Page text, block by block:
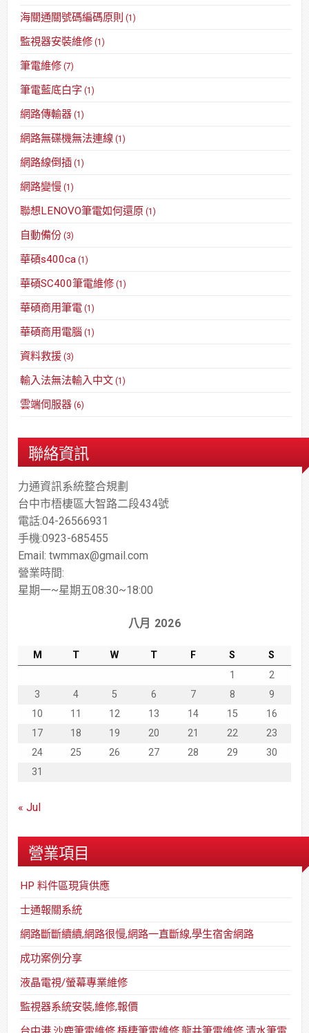
海關通關號碼編碼原則 (1)
監視器安裝維修 (1)
筆電維修 (7)
筆電藍底白字 (1)
網路傳輸器 (1)
網路無碟機無法連線 (1)
網路線倒插 (1)
網路變慢 (1)
聯想LENOVO筆電如何還原 (1)
自動備份 (3)
華碩s400ca (1)
華碩SC400筆電維修 (1)
華碩商用筆電 (1)
華碩商用電腦 (1)
資料救援 (3)
輸入法無法輸入中文 (1)
雲端伺服器 (6)
聯絡資訊
力通資訊系統整合規劃
台中市梧棲區大智路二段434號
電話:04-26566931
手機:0923-685455
Email: twmmax@gmail.com
營業時間:
星期一~星期五08:30~18:00
八月 2026
M T W T F S
S
1
2
3
4 5 6 7 8
9
10
11 12 13 14 15
16
17
18 19 20 21 22
23
24
25 26 27 28 29
30
31
« Jul
營業項目
HP 料件區現貨供應
士通報關系統
網路斷斷續續,網路很慢,網路一直斷線,學生宿舍網路
成功案例分享
液晶電視/螢幕專業維修
監視器系統安裝,維修,報價